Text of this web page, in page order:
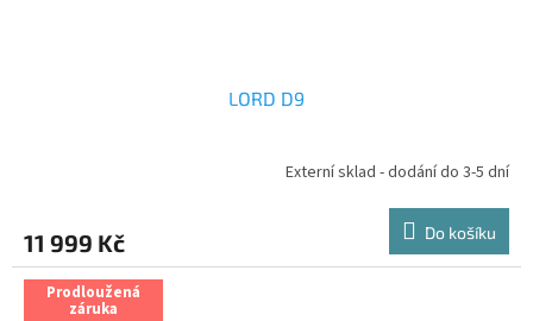
LORD D9
Externí sklad - dodání do 3-5 dní
11 999 Kč Do košíku
Prodloužená
záruka